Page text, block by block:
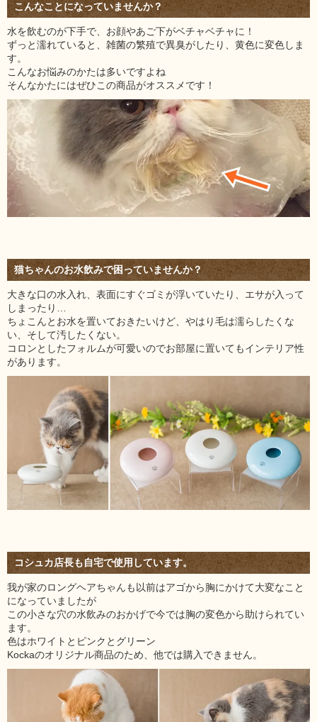
こんなことになっていませんか？
水を飲むのが下手で、お顔やあご下がベチャベチャに！
ずっと濡れていると、雑菌の繁殖で異臭がしたり、黄色に変色しま
す。
こんなお悩みのかたは多いですよね
そんなかたにはぜひこの商品がオススメです！
猫ちゃんのお水飲みで困っていませんか？
大きな口の水入れ、表面にすぐゴミが浮いていたり、エサが入って
しまったり…
ちょこんとお水を置いておきたいけど、やはり毛は濡らしたくな
い、そして汚したくない。
コロンとしたフォルムが可愛いのでお部屋に置いてもインテリア性
があります。
コシュカ店長も自宅で使用しています。
我が家のロングヘアちゃんも以前はアゴから胸にかけて大変なこと
になっていましたが
この小さな穴の水飲みのおかげで今では胸の変色から助けられてい
ます。
色はホワイトとピンクとグリーン
Kockaのオリジナル商品のため、他では購入できません。